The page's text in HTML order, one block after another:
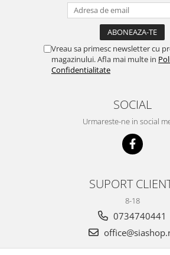
Vreau sa primesc newsletter cu
magazinului. Afla mai multe in
Confidentialitate
SOCIAL
Urmareste-ne in social
SUPORT
8-18
0734740441